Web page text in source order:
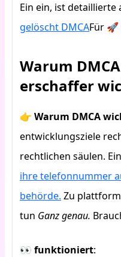
Ein ein, ist detaillierte
gelöscht DMCAFür 🚀
Warum
erschaffer
👉 Warum DMCA
entwicklungsziele
rechtlichen säulen.
ihre telefonnummer
behörde. Zu
tun Ganz genau.
👀 funktioniert: